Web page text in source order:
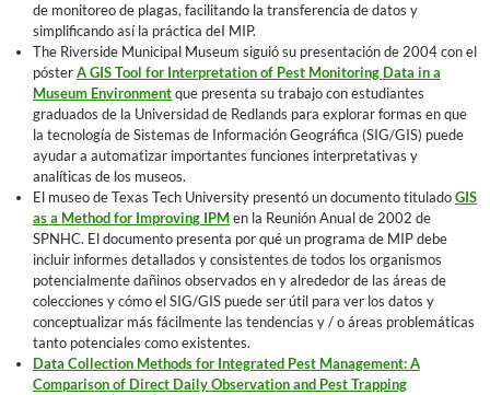
de monitoreo de plagas, facilitando la transferencia de datos y
simplificando así la práctica deI MIP.
The Riverside Municipal Museum siguió su presentación de 2004 con el
pósterA GIS Tool for Interpretation of Pest Monitoring Data in a
Museum Environmentque presenta su trabajo con estudiantes
graduados de la Universidad de Redlands para explorar formas en que
la tecnología de Sistemas de Información Geográfica (SIG/GIS) puede
ayudar a automatizar importantes funciones interpretativas y
analíticas de los museos.
El museo de Texas Tech University presentó un documento tituladoGIS
as a Method for Improving IPMen la Reunión Anual de 2002 de
SPNHC. El documento presenta por qué un programa de MIP debe
incluir informes detallados y consistentes de todos los organismos
potencialmente dañinos observados en y alrededor de las áreas de
colecciones y cómo el SIG/GIS puede ser útil para ver los datos y
conceptualizar más fácilmente las tendencias y / o áreas problemáticas
tanto potenciales como existentes.
Data Collection Methods for Integrated Pest Management: A
Comparison of Direct Daily Observation and Pest Trapping